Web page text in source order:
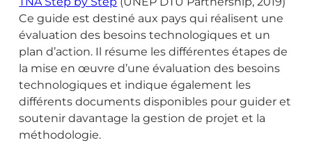
Ce guide est destiné aux pays qui réalisent une
évaluation des besoins technologiques et un
plan d’action. Il résume les différentes étapes de
la mise en œuvre d’une évaluation des besoins
technologiques et indique également les
différents documents disponibles pour guider et
soutenir davantage la gestion de projet et la
méthodologie.